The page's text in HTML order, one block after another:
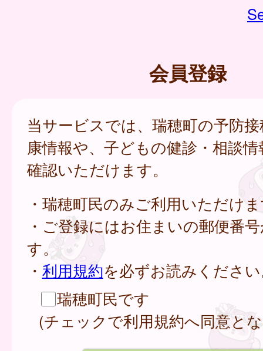
会員登録
当サービスでは、瑞穂町の予防
康情報や、子どもの健診・相談
確認いただけます。
・瑞穂町民のみご利用いただけ
・ご登録にはお住まいの郵便番
す。
・ 利用規約を必ずお読みくださ
瑞穂町民です
(チェックで利用規約へ同意と